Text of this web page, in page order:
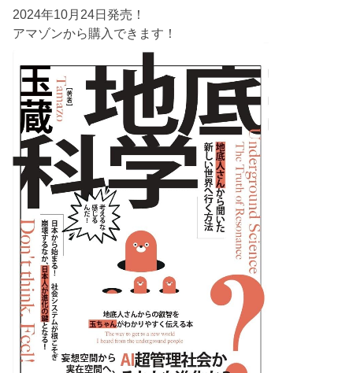
2024年10月24日発売！
アマゾンから購入できます！